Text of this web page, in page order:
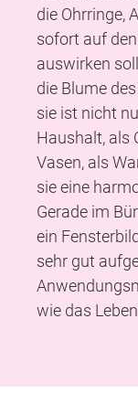
die Ohrringe,
sofort auf
auswirken
die Blume
sie ist nicht
Haushalt, als
Vasen, als
sie eine
Gerade im
ein
sehr gut
wie das